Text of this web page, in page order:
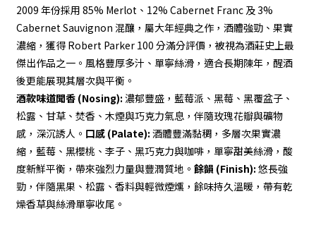
2009 年份採用 85% Merlot、12% Cabernet Franc 及 3%
Cabernet Sauvignon 混釀，屬大年經典之作，酒體強勁、果實
濃縮，獲得 Robert Parker 100 分滿分評價，被視為酒莊史上最
傑出作品之一。風格豐厚多汁、單寧絲滑，適合長期陳年，醒酒
後更能展現其層次與平衡。
酒款味道聞香 (Nosing): 濃郁豐盛，藍莓派、黑莓、黑覆盆子、
松露、甘草、焚香、木煙與巧克力氣息，伴隨玫瑰花瓣與礦物
感，深沉誘人。 口感 (Palate): 酒體豐滿黏稠，多層次果實濃
縮，藍莓、黑櫻桃、李子、黑巧克力與咖啡，單寧甜美絲滑，酸
度新鮮平衡，帶來強烈力量與豐潤質地。 餘韻 (Finish): 悠長強
勁，伴隨黑果、松露、香料與輕微煙燻，餘味持久溫暖，帶有乾
燥香草與絲滑單寧收尾。